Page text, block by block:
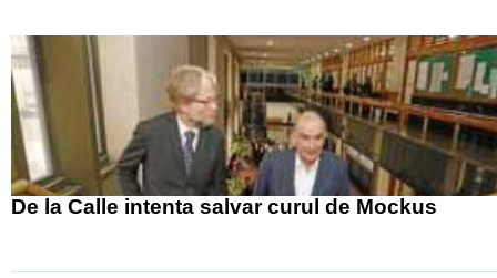
De la Calle intenta salvar curul de Mockus